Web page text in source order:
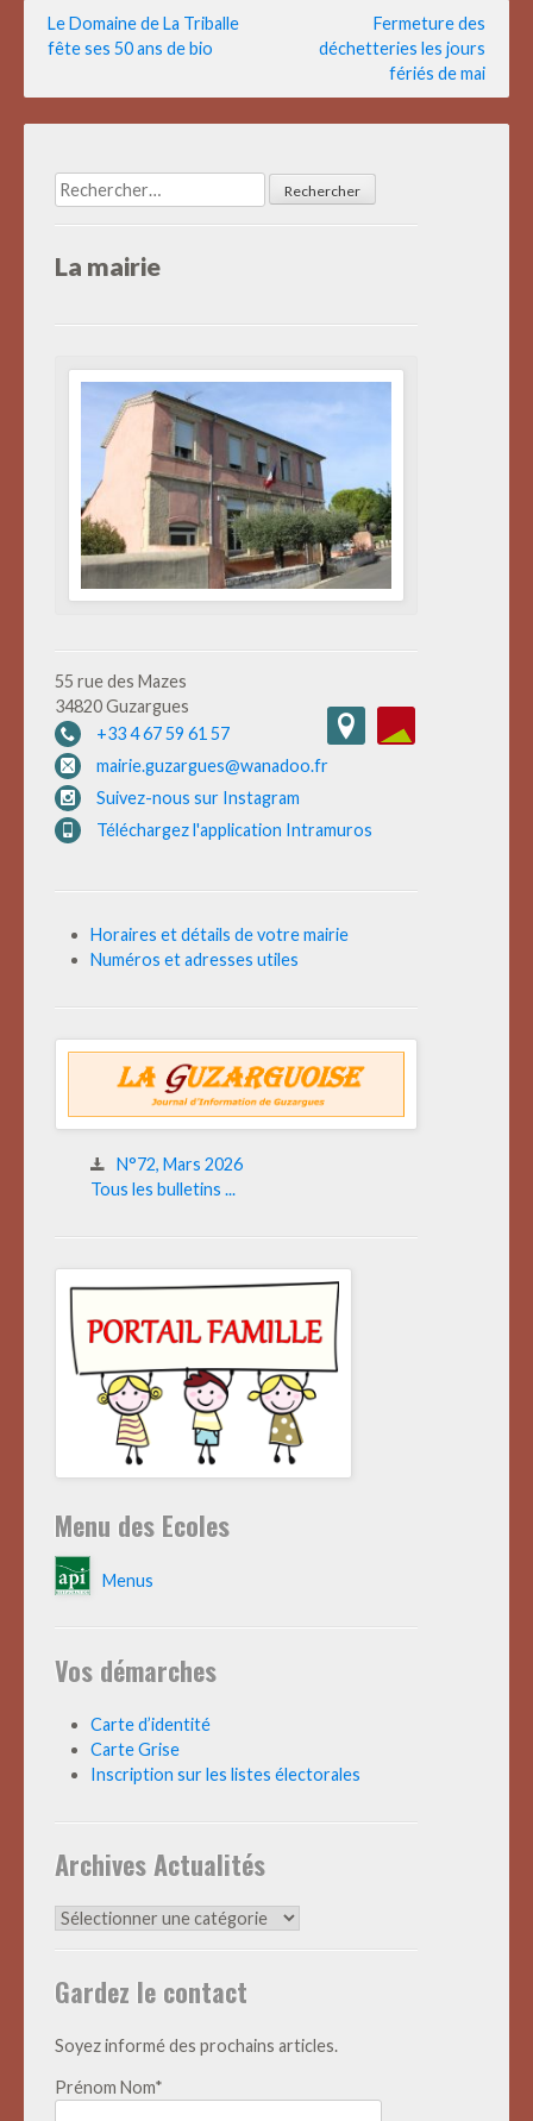
Navigation
de
l’article
Le Domaine de La Triballe
fête ses 50 ans de bio
Fermeture des
déchetteries les jours
fériés de mai
Rechercher :
La mairie
55 rue des Mazes
34820 Guzargues
+33 4 67 59 61 57
mairie.guzargues@wanadoo.fr
Suivez-nous sur Instagram
Téléchargez l'application Intramuros
Horaires et détails de votre mairie
Numéros et adresses utiles
N°72, Mars 2026
Tous les bulletins ...
Menu des Ecoles
Menus
Vos démarches
Carte d’identité
Carte Grise
Inscription sur les listes électorales
Archives Actualités
Archives
Gardez le contact
Soyez informé des prochains articles.
Prénom Nom*